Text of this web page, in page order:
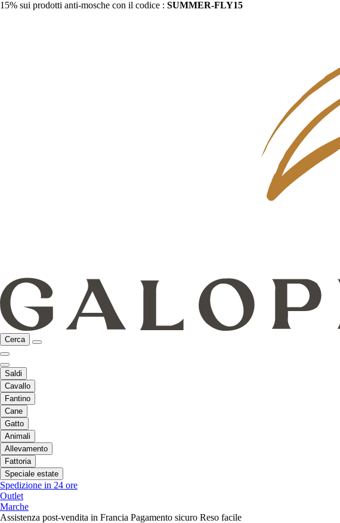
15% sui prodotti anti-mosche con il codice : SUMMER-FLY15
Cerca
Saldi
Cavallo
Fantino
Cane
Gatto
Animali
Allevamento
Fattoria
Speciale estate
Spedizione in 24 ore
Outlet
Marche
Assistenza post-vendita in Francia Pagamento sicuro Reso facile